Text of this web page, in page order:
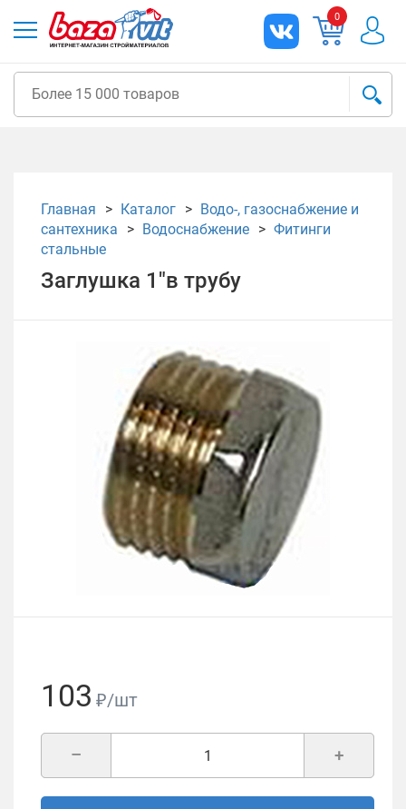
0
Главная Каталог
Водо-, газоснабжение и
сантехника
Водоснабжение
Фитинги
стальные
Заглушка 1"в трубу
103 ₽/шт
+
–